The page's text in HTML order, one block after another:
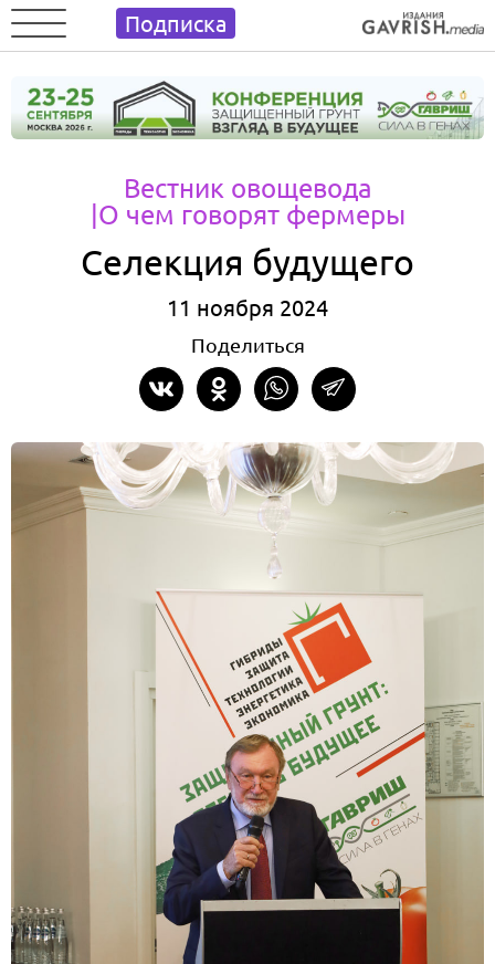
Подписка
Вестник овощевода
|О чем говорят фермеры
Селекция будущего
11 ноября 2024
Поделиться